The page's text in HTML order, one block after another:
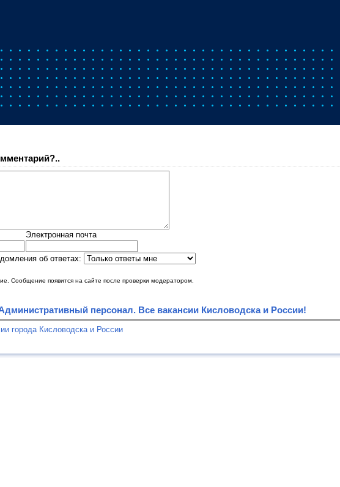
Электронная почта
об ответах:
Сообщение появится на сайте после проверки модератором.
персонал. Все вакансии Кисловодска и России!
города Кисловодска и России